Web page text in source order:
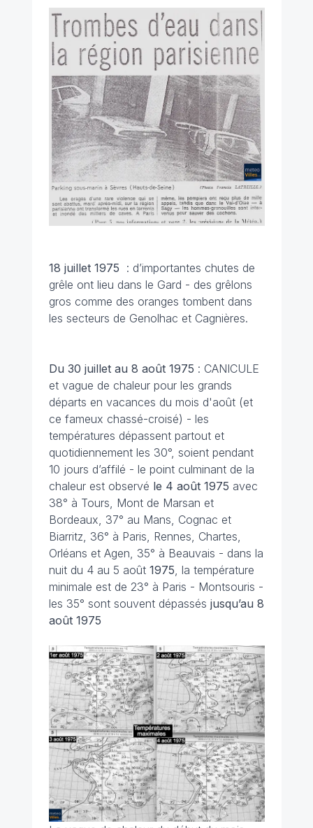
18 juillet 1975 : d’importantes chutes de
grêle ont lieu dans le Gard - des grêlons
gros comme des oranges tombent dans
les secteurs de Genolhac et Cagnières.
Du 30 juillet au 8 août 1975 : CANICULE
et vague de chaleur pour les grands
départs en vacances du mois d'août (et
ce fameux chassé-croisé) - les
températures dépassent partout et
quotidiennement les 30°, soient pendant
10 jours d’affilé - le point culminant de la
chaleur est observé le 4 août 1975 avec
38° à Tours, Mont de Marsan et
Bordeaux, 37° au Mans, Cognac et
Biarritz, 36° à Paris, Rennes, Chartes,
Orléans et Agen, 35° à Beauvais - dans la
nuit du 4 au 5 août 1975 , la température
minimale est de 23° à Paris - Montsouris -
les 35° sont souvent dépassés jusqu’au 8
août 1975